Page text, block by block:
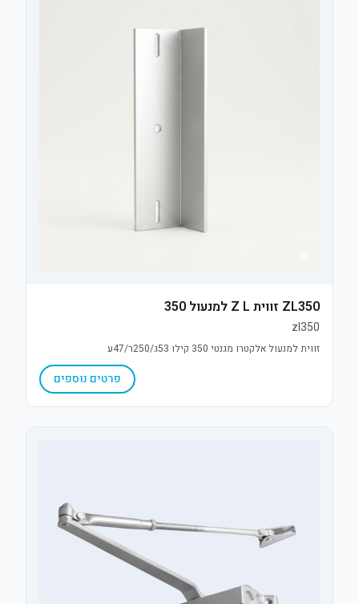
ZL350 זווית Z L למנעול 350
zl350
זווית למנעול אלקטרו מגנטי 350 קילו 53ג/250ר/47ע
פרטים נוספים